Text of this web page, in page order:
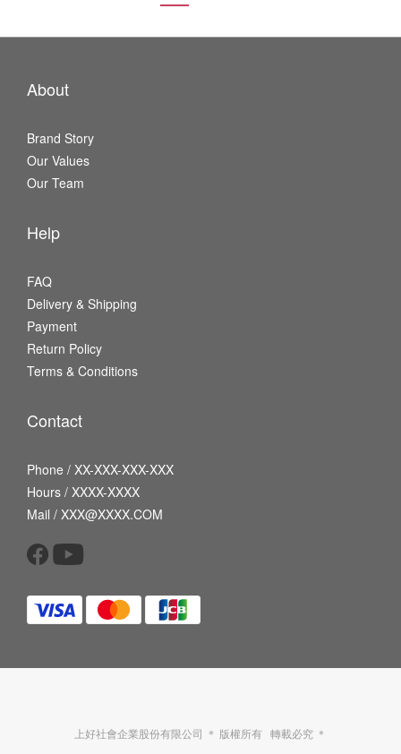
About
Brand Story
Our Values
Our Team
Help
FAQ
Delivery & Shipping
Payment
Return Policy
Terms & Conditions
Contact
Phone / XX-XXX-XXX-XXX
Hours / XXXX-XXXX
Mail / XXX@XXXX.COM
上好社會企業股份有限公司 ＊ 版權所有 轉載必究 ＊